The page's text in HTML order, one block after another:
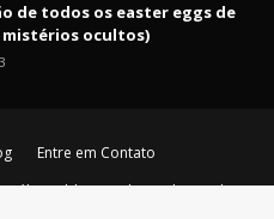
de todos os easter eggs de
mistérios ocultos)
Entre em Contato
último blog nerd vivo da era de